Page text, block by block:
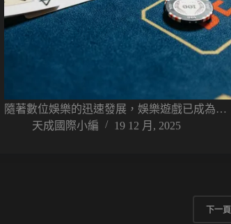
隨著數位娛樂的迅速發展，娛樂遊戲已成為…
天成國際小編
19 12 月, 2025
下一頁